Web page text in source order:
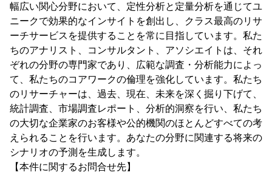
幅広い関心分野において、定性分析と定量分析を通じてユ
ニークで効果的なインサイトを創出し、クラス最高のリサ
ーチサービスを提供することを常に目指しています。私た
ちのアナリスト、コンサルタント、アソシエイトは、それ
ぞれの分野の専門家であり、広範な調査・分析能力によっ
て、私たちのコアワークの倫理を強化しています。私たち
のリサーチャーは、過去、現在、未来を深く掘り下げて、
統計調査、市場調査レポート、分析的洞察を行い、私たち
の大切な企業家のお客様や公的機関のほとんどすべての考
えられることを行います。あなたの分野に関連する将来の
シナリオの予測を生成します。
【本件に関するお問合せ先】